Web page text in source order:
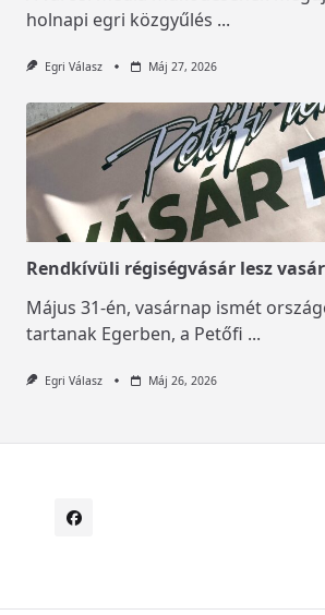
holnapi egri közgyűlés ...
Egri Válasz Máj 27, 2026
Rendkívüli régiségvásár lesz
Május 31-én, vasárnap ismét
tartanak Egerben, a Petőfi ...
Egri Válasz Máj 26, 2026